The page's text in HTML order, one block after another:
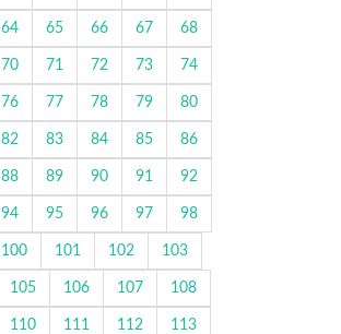
64 65 66 67 68
70 71 72 73 74
76 77 78 79 80
82 83 84 85 86
88 89 90 91 92
94 95 96 97 98
100 101 102 103
105 106 107 108
110 111 112 113